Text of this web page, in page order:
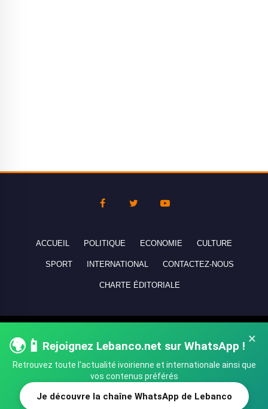
×
🌍📱 Rejoignez Lebanco.net sur WhatsApp !
Retrouvez toute l'actualité ivoirienne et internationale ainsi que
vos contenus préférés
Je découvre la chaîne WhatsApp de Lebanco
ACCUEIL POLITIQUE ECONOMIE CULTURE
SPORT INTERNATIONAL CONTACTEZ-NOUS
CHARTE ÉDITORIALE
réservés - All rights reserved.